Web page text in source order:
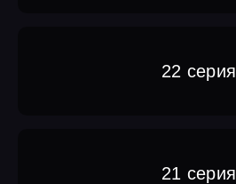
22 серия
21 серия